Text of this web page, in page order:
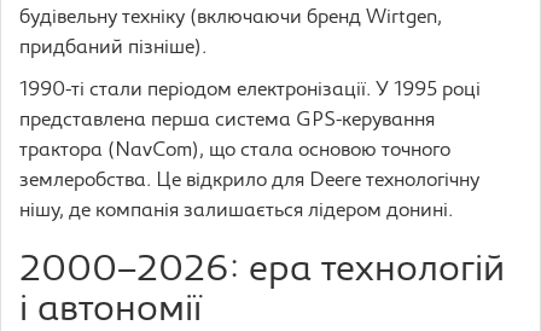
будівельну техніку (включаючи бренд Wirtgen,
придбаний пізніше).
1990-ті стали періодом електронізації. У 1995 році
представлена перша система GPS-керування
трактора (NavCom), що стала основою точного
землеробства. Це відкрило для Deere технологічну
нішу, де компанія залишається лідером донині.
2000–2026: ера технологій
і автономії